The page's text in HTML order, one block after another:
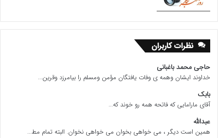
نظرات کاربران
حاجی محمد باغبانی
خداوند ایشان وهمه ی وفات یافتگان مؤمن ومسلم را بیامرزد وقرین...
بابک
آقای مارامایی که فاتحه همه رو خوند که...
عبدالله
همین است دیگر ، می خواهی بخوان می خواهی نخوان. البته تمام مط...